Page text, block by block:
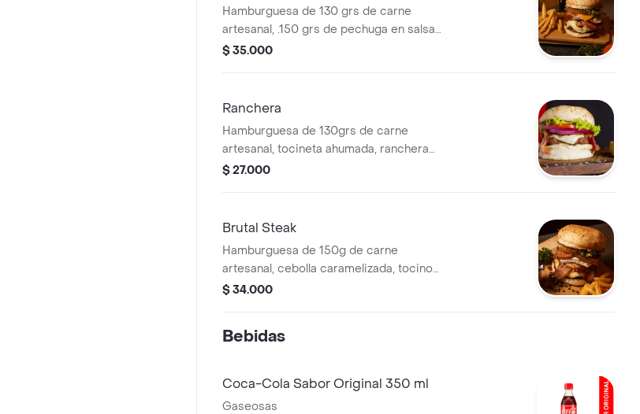
Hamburguesa de 130 grs de carne
artesanal, .150 grs de pechuga en salsa
bbq, jugoso medallón de cerdo, tocineta
$ 35.000
Ranchera
Hamburguesa de 130grs de carne
artesanal, tocineta ahumada, ranchera
grill, queso mozzarella y papas a la
$ 27.000
Brutal Steak
Hamburguesa de 150g de carne
artesanal, cebolla caramelizada, tocino
ahumado, queso philadelphia con
$ 34.000
Bebidas
Coca-Cola Sabor Original 350 ml
Gaseosas